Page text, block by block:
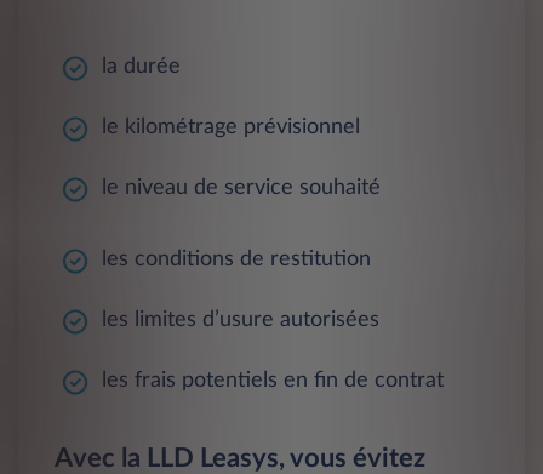
la durée
le kilométrage prévisionnel
le niveau de service souhaité
les conditions de restitution
les limites d’usure autorisées
les frais potentiels en fin de contrat
Avec la LLD Leasys, vous évitez